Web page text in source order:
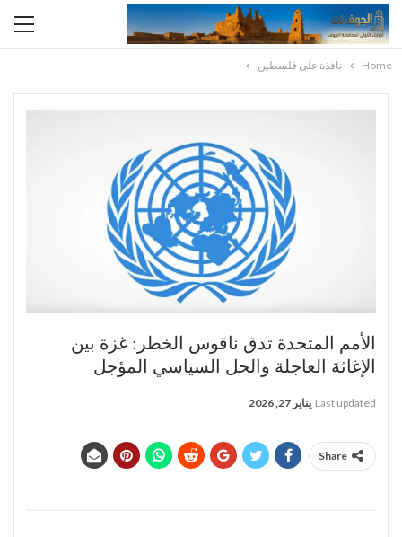
Home نافذة على فلسطين
الأمم المتحدة تدق ناقوس الخطر: غزة بين
الإغاثة العاجلة والحل السياسي المؤجل
Last updated يناير 27, 2026
Share